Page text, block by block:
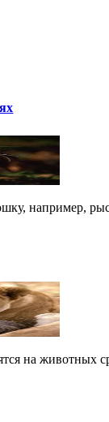
например,
на животных